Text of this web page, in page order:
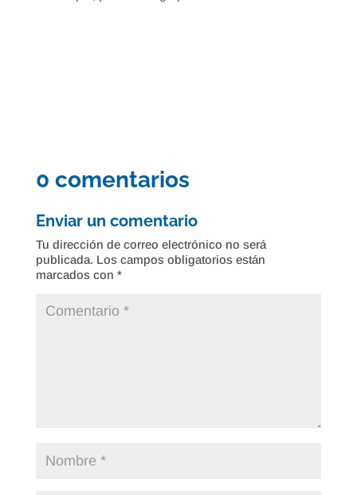
0 comentarios
Enviar un comentario
Tu dirección de correo electrónico no será
publicada. Los campos obligatorios están
marcados con *